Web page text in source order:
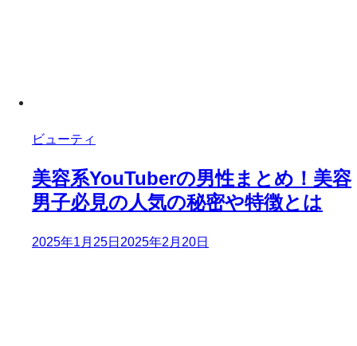
ビューティ
美容系YouTuberの男性まとめ！美容
男子必見の人気の秘密や特徴とは
2025年1月25日 2025年2月20日